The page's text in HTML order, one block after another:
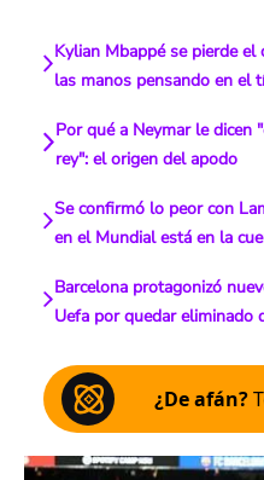
Kylian Mbappé se pierde
las manos pensando en el
Por qué a Neymar le dicen
rey": el origen del apodo
Se confirmó lo peor con
en el Mundial está en la
Barcelona protagonizó
Uefa por quedar eliminado
¿De afán?